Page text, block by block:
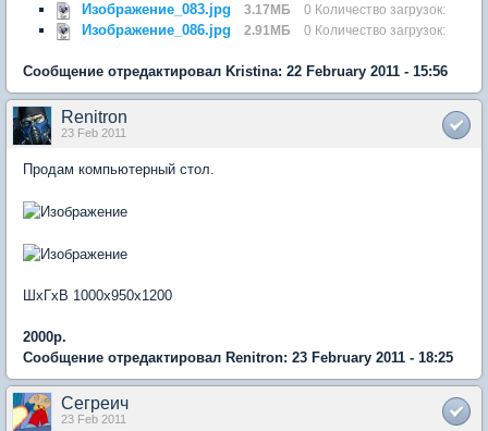
Изображение_083.jpg
3.17МБ 0 Количество загрузок:
Изображение_086.jpg 2.91МБ 0 Количество загрузок:
Сообщение отредактировал Kristina: 22 February 2011 - 15:56
Renitron
23 Feb 2011
Продам компьютерный стол.
ШхГхВ 1000х950х1200
2000р.
Сообщение отредактировал Renitron: 23 February 2011 - 18:25
Сегреич
23 Feb 2011